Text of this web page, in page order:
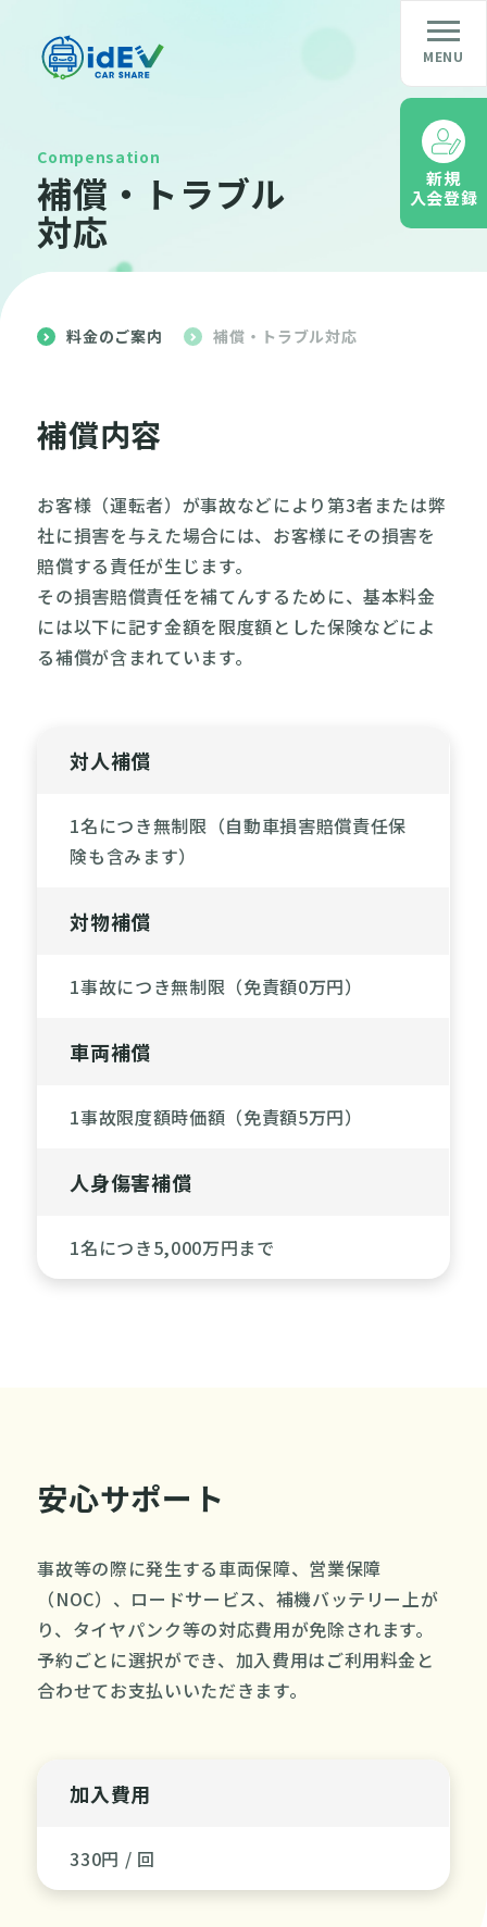
新規
入会登録
Compensation
補償・トラブル
対応
料金のご案内 補償・トラブル対応
補償内容
お客様（運転者）が事故などにより第3者または弊
社に損害を与えた場合には、お客様にその損害を
賠償する責任が生じます。
その損害賠償責任を補てんするために、基本料金
には以下に記す金額を限度額とした保険などによ
る補償が含まれています。
対人補償
1名につき無制限（自動車損害賠償責任保
険も含みます）
対物補償
1事故につき無制限（免責額0万円）
車両補償
1事故限度額時価額（免責額5万円）
人身傷害補償
1名につき5,000万円まで
安心サポート
事故等の際に発生する車両保障、営業保障
（NOC）、ロードサービス、補機バッテリー上が
り、タイヤパンク等の対応費用が免除されます。
予約ごとに選択ができ、加入費用はご利用料金と
合わせてお支払いいただきます。
加入費用
330円 / 回